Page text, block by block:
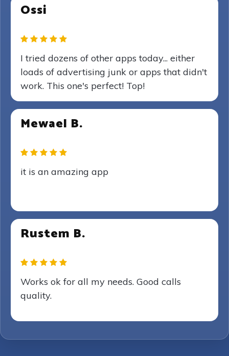
Ossi
I tried dozens of other apps today... either
loads of advertising junk or apps that didn't
work. This one's perfect! Top!
Mewael B.
it is an amazing app
Rustem B.
Works ok for all my needs. Good calls
quality.